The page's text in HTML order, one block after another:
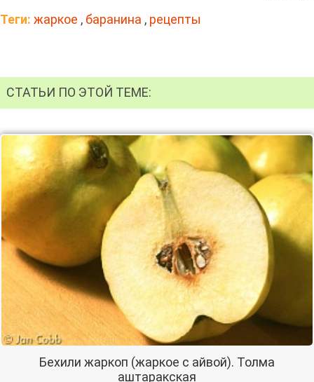
Теги: жаркое , баранина , рецепты
СТАТЬИ ПО ЭТОЙ ТЕМЕ:
Бехили жаркоп (жаркое с айвой). Толма
аштаракская